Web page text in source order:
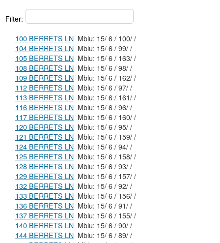
Filter:
100 BERRETS LN
Mblu: 15/ 6 / 100/ /
104 BERRETS LN
Mblu: 15/ 6 / 99/ /
105 BERRETS LN
Mblu: 15/ 6 / 163/ /
108 BERRETS LN
Mblu: 15/ 6 / 98/ /
109 BERRETS LN
Mblu: 15/ 6 / 162/ /
112 BERRETS LN
Mblu: 15/ 6 / 97/ /
113 BERRETS LN
Mblu: 15/ 6 / 161/ /
116 BERRETS LN
Mblu: 15/ 6 / 96/ /
117 BERRETS LN
Mblu: 15/ 6 / 160/ /
120 BERRETS LN
Mblu: 15/ 6 / 95/ /
121 BERRETS LN
Mblu: 15/ 6 / 159/ /
124 BERRETS LN
Mblu: 15/ 6 / 94/ /
125 BERRETS LN
Mblu: 15/ 6 / 158/ /
128 BERRETS LN
Mblu: 15/ 6 / 93/ /
129 BERRETS LN
Mblu: 15/ 6 / 157/ /
132 BERRETS LN
Mblu: 15/ 6 / 92/ /
133 BERRETS LN
Mblu: 15/ 6 / 156/ /
136 BERRETS LN
Mblu: 15/ 6 / 91/ /
137 BERRETS LN
Mblu: 15/ 6 / 155/ /
140 BERRETS LN
Mblu: 15/ 6 / 90/ /
144 BERRETS LN
Mblu: 15/ 6 / 89/ /